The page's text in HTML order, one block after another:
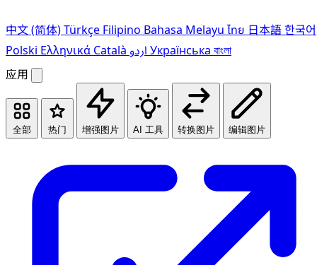
中文 (简体)Türkçe Filipino Bahasa Melayu ไทย 日本語한국어
Polski Ελληνικά Català Українська বাংলা
应用
全部 热门 增强图片 AI 工具 转换图片 编辑图片